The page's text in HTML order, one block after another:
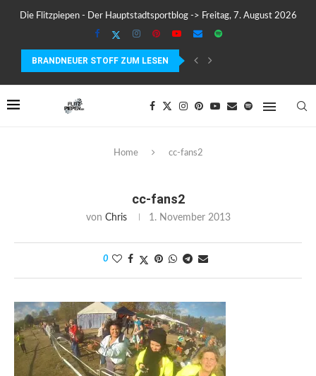
Die Flitzpiepen - Der Hauptstadtsportblog -> Freitag, 7. August 2026
BRANDNEUER STOFF ZUM LESEN
COROS PACE 4 IM TEST – LEICHT, SCHNELL...
Home cc-fans2
cc-fans2
von Chris 1. November 2013
0